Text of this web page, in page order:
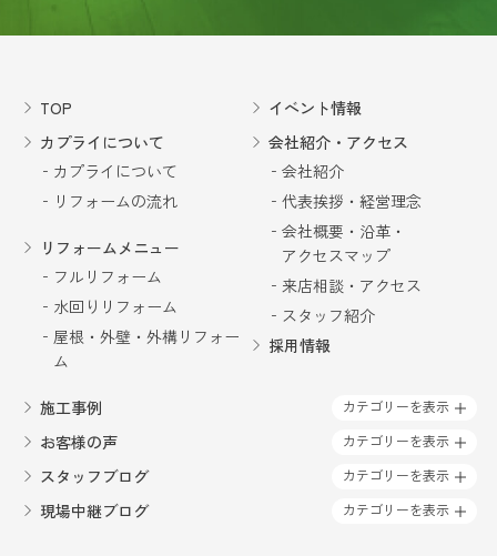
ました。さすがプロと思わせる、その場で図面を
書いて冷蔵庫を移動し、吊り戸棚をなくし、パン
なりますよと！！提案して下さいました。後は値
段の心配です😥本来なら他の業者に相見積もりを
して頂くのですが、値上げの時期との関係もあ
り、今回はカプライさんのみでお願いする事にし
ました。以前２回お願いした経過もあり信頼して
いたので。でも私の要望を取り入れるにはLクラス
の商品になった為、当初の予算よの倍近くかかり
ました😥工期は２週間の予定、担当者の方は毎日
来て下さり、設備工事、電気工事、ガス工事、大
さいました。その来られる職人さん方々か、好印
うな職人さんが集まって来るのかなぁとか感じま
した。その時々の不安や要望にも適切に応えてく
ださり、ストレスなく工事して頂けました。今年
は暑さも厳しく大変でしたが、きれいな使いやす
TOP
カプライについて
カプライについて
リフォームの流れ
リフォームメニュー
フルリフォーム
水回りリフォーム
屋根・外壁・外構リフォー
ム
イベント情報
会社紹介・アクセス
会社紹介
代表挨拶・経営理念
会社概要・沿革・
アクセスマップ
来店相談・アクセス
スタッフ紹介
採用情報
施工事例 カテゴリーを表示
お客様の声 カテゴリーを表示
スタッフブログ カテゴリーを表示
現場中継ブログ カテゴリーを表示